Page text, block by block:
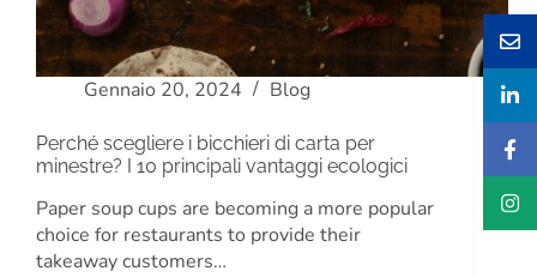
Gennaio 20, 2024 Blog
Perché scegliere i bicchieri di carta per
minestre? I 10 principali vantaggi ecologici
Paper soup cups are becoming a more popular
choice for restaurants to provide their
takeaway customers…